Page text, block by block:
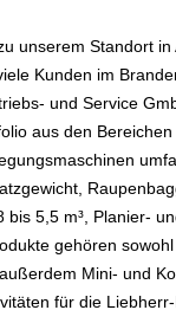
unserem Standort
Kunden im
und Service
aus den
5,5 m³, Planier-
gehören
Mini- und
für die